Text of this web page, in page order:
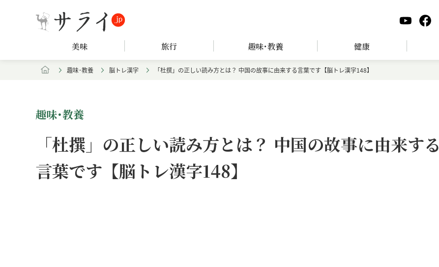
美味 旅行 趣味･教養 健康
趣味･教養 脳トレ漢字 「杜撰」の正しい読み方とは？ 中国の故事に由来する言葉です【脳トレ漢字148】
趣味･教養
「杜撰」の正しい読み方とは？ 中国の故事に由来する
言葉です【脳トレ漢字148】